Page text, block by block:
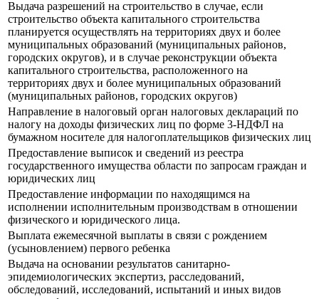
Выдача разрешений на строительство в случае, если
строительство объекта капитального строительства
планируется осуществлять на территориях двух и более
муниципальных образований (муниципальных районов,
городских округов), и в случае реконструкции объекта
капитального строительства, расположенного на
территориях двух и более муниципальных образований
(муниципальных районов, городских округов)
Направление в налоговый орган налоговых деклараций по
налогу на доходы физических лиц по форме 3-НДФЛ на
бумажном носителе для налогоплательщиков физических лиц
Предоставление выписок и сведений из реестра
государственного имущества области по запросам граждан и
юридических лиц
Предоставление информации по находящимся на
исполнении исполнительным производствам в отношении
физического и юридического лица.
Выплата ежемесячной выплаты в связи с рождением
(усыновлением) первого ребенка
Выдача на основании результатов санитарно-
эпидемиологических экспертиз, расследований,
обследований, исследований, испытаний и иных видов